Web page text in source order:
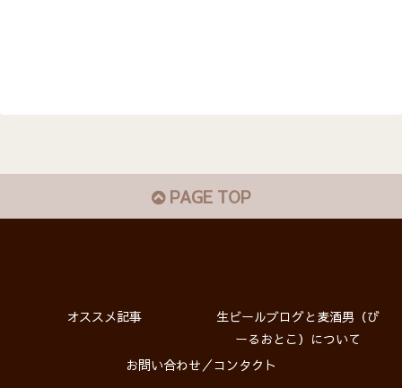
PAGE TOP
オススメ記事
生ビールブログと麦酒男（び
ーるおとこ）について
お問い合わせ／コンタクト